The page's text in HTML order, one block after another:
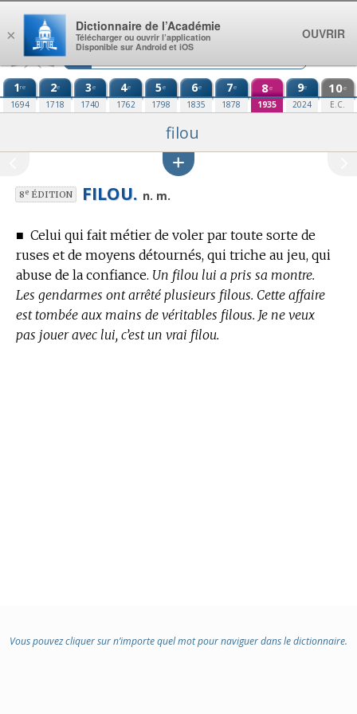
Aller au contenu
1re
1694
2e
1718
3e
1740
4e
1762
5e
1798
6e
1835
7e
1878
8e
1935
9e
2024
10e
E.C.
filou
8eÉDITION FILOU. n. m.
■ Celui qui fait métier de voler par toute sorte de
ruses et de moyens détournés, qui triche au jeu, qui
abuse de la confiance. Un filou lui a pris sa montre.
Les gendarmes ont arrêté plusieurs filous. Cette affaire
est tombée aux mains de véritables filous. Je ne veux
pas jouer avec lui, c’est un vrai filou.
Vous pouvez cliquer sur n’importe quel mot pour naviguer dans le dictionnaire.
×
Dictionnaire de l’Académie
Télécharger ou ouvrir l’application
Disponible sur Android et iOS
OUVRIR